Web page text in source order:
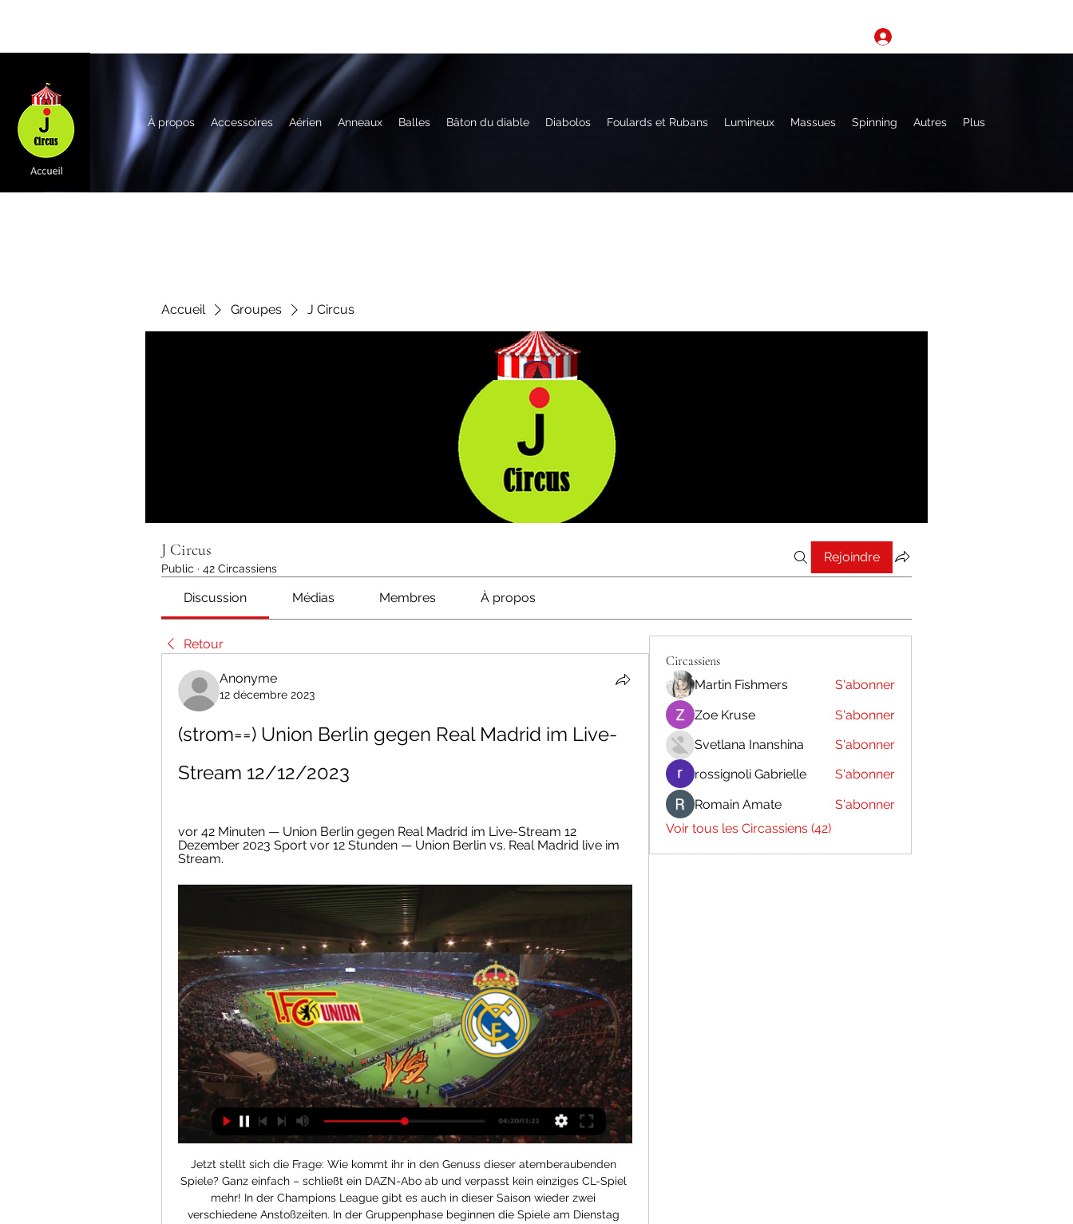
À propos Accessoires Aérien Anneaux Balles Bâton du diable Diabolos Foulards et Rubans Lumineux Massues Spinning Autres Plus
Accueil Groupes J Circus
J Circus
Public · 42 Circassiens
Rejoindre
Discussion Médias Membres À propos
Retour
Anonyme
12 décembre 2023
(strom==) Union Berlin gegen Real Madrid im Live-
Stream 12/12/2023
vor 42 Minuten — Union Berlin gegen Real Madrid im Live-Stream 12
Dezember 2023 Sport vor 12 Stunden — Union Berlin vs. Real Madrid live im
Stream.
Jetzt stellt sich die Frage: Wie kommt ihr in den Genuss dieser atemberaubenden
Spiele? Ganz einfach – schließt ein DAZN-Abo ab und verpasst kein einziges CL-Spiel
mehr! In der Champions League gibt es auch in dieser Saison wieder zwei
verschiedene Anstoßzeiten. In der Gruppenphase beginnen die Spiele am Dienstag
Circassiens
Martin Fishmers
S'abonner
Zoe Kruse
S'abonner
Svetlana Inanshina
S'abonner
rossignoli Gabrielle
S'abonner
Romain Amate
S'abonner
Voir tous les Circassiens (42)